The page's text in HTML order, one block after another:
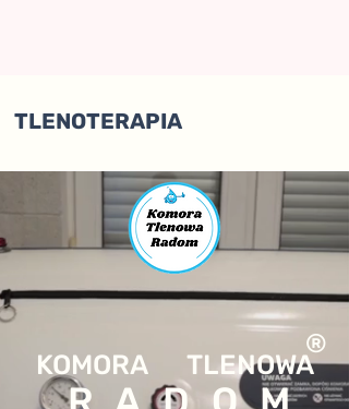
TLENOTERAPIA
KOMORA TLENOWA
®